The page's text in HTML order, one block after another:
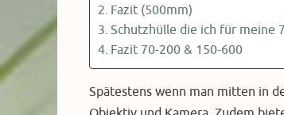
Fazit (500mm)
Schutzhülle die ich für meine
Fazit 70-200 & 150-600
Spätestens wenn man mitten in